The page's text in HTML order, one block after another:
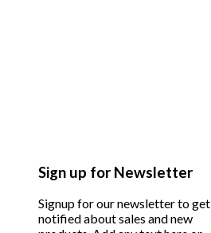
Sign up for Newsletter
Signup for our newsletter to get
notified about sales and new